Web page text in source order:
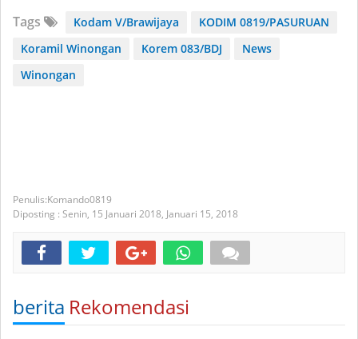
Tags Kodam V/Brawijaya
KODIM 0819/PASURUAN
Koramil Winongan
Korem 083/BDJ
News
Winongan
Komando0819
Diposting : Senin, 15 Januari 2018, Januari 15, 2018
berita Rekomendasi